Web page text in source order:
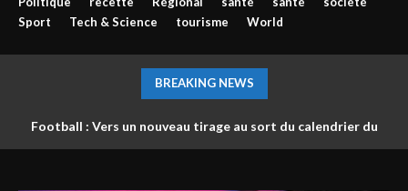
Sport
Tech & Science tourisme World
BREAKING NEWS
Football : Vers un nouveau tirage au sort du calendrier du